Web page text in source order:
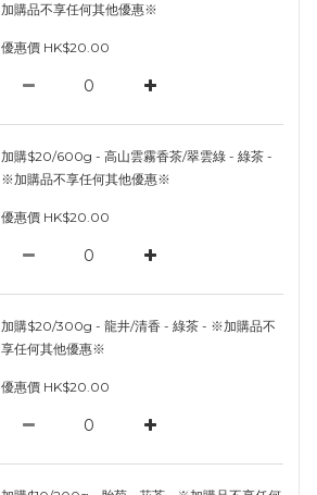
加購品不享任何其他優惠※
優惠價 HK$20.00
加購$20/600g - 高山雲霧香茶/翠雲綠 - 綠茶 -
※加購品不享任何其他優惠※
優惠價 HK$20.00
加購$20/300g - 龍井/清香 - 綠茶 - ※加購品不
享任何其他優惠※
優惠價 HK$20.00